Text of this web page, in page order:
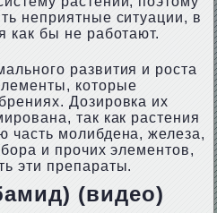
неприятные ситуации, в
как бы не работают.
развития и роста
которые
Дозировка их
так как растения
часть молибдена, железа,
и прочих элементов,
эти препараты.
(видео)